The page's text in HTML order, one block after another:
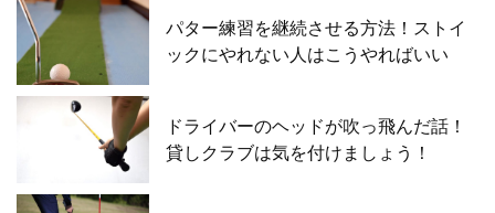
パター練習を継続させる方法！ストイ
ックにやれない人はこうやればいい
ドライバーのヘッドが吹っ飛んだ話！
貸しクラブは気を付けましょう！